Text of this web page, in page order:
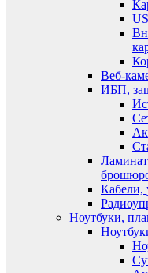
Веб-
ИБП,
Кабели,
Ноутбуки,